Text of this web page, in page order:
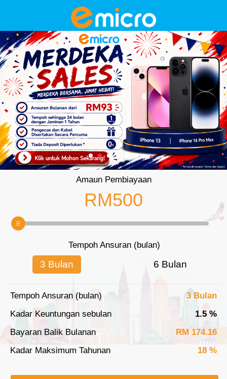
Amaun Pembiayaan
RM500
Tempoh Ansuran (bulan)
3 Bulan 6 Bulan
Tempoh Ansuran (bulan)
3 Bulan
Kadar Keuntungan sebulan
1.5 %
Bayaran Balik Bulanan
RM 174.16
Kadar Maksimum Tahunan
18 %